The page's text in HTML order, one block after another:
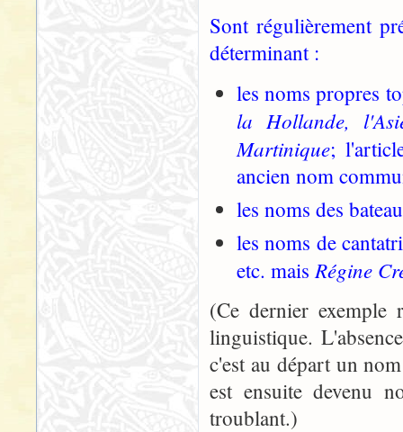
Sont régulièrement
déterminant :
les noms propres
la Hollande,
Martinique;
ancien nom
les noms des
les noms de
etc. maisRégine
(Ce dernier exemple
linguistique.
c'est au départ un
est ensuite devenu
troublant.)